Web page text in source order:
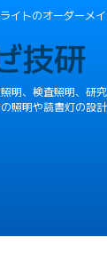
イトのオーダーメ
技研
明、検査照明、研
照明や読書灯の設